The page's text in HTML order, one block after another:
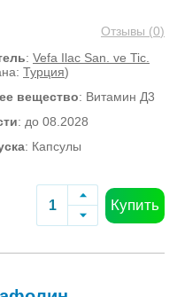
Отзывы (0)
: Vefa Ilac San. ve Tic.
Турция)
вещество: Витамин Д3
: до 08.2028
: Капсулы
Купить